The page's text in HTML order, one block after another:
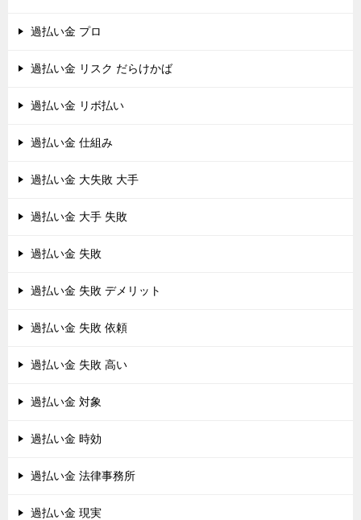
過払い金 プロ
過払い金 リスク だらけかば
過払い金 リボ払い
過払い金 仕組み
過払い金 大失敗 大手
過払い金 大手 失敗
過払い金 失敗
過払い金 失敗 デメリット
過払い金 失敗 依頼
過払い金 失敗 高い
過払い金 対象
過払い金 時効
過払い金 法律事務所
過払い金 現実